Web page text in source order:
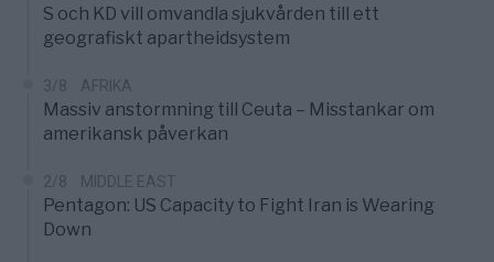
S och KD vill omvandla sjukvården till ett
geografiskt apartheidsystem
3/8 AFRIKA
Massiv anstormning till Ceuta – Misstankar om
amerikansk påverkan
2/8 MIDDLE EAST
Pentagon: US Capacity to Fight Iran is Wearing
Down